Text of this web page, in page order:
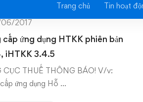
Trang chủ Tin hoạt
2017
cấp ứng dụng HTKK phiên bản
iHTKK 3.4.5
CỤC THUẾ THÔNG BÁO! V/v:
ứng dụng Hỗ …